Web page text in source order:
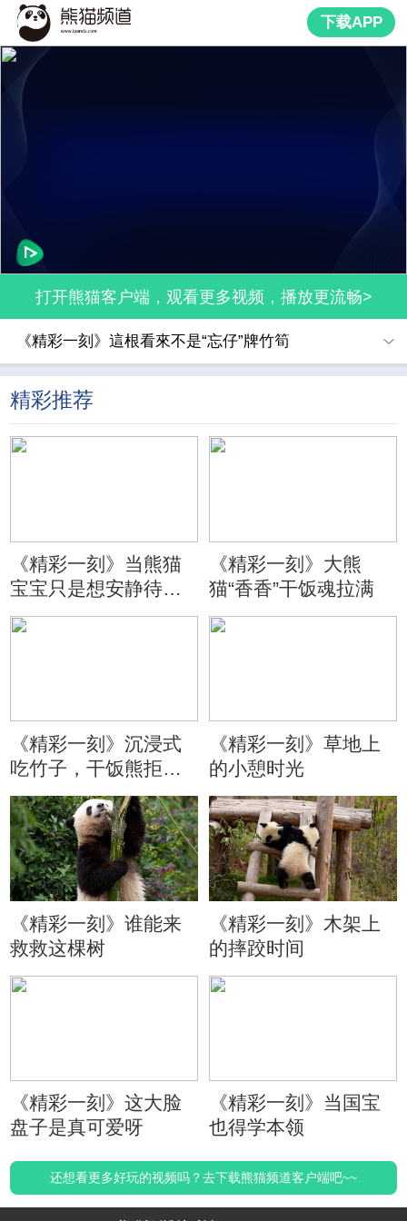
下载APP
打开熊猫客户端，观看更多视频，播放更流畅>
《精彩一刻》這根看來不是“忘仔”牌竹筍
精彩推荐
《精彩一刻》当熊猫
宝宝只是想安静待会
儿
《精彩一刻》大熊
猫“香香”干饭魂拉满
《精彩一刻》沉浸式
吃竹子，干饭熊拒绝
分心
《精彩一刻》草地上
的小憩时光
《精彩一刻》谁能来
救救这棵树
《精彩一刻》木架上
的摔跤时间
《精彩一刻》这大脸
盘子是真可爱呀
《精彩一刻》当国宝
也得学本领
还想看更多好玩的视频吗？去下载熊猫频道客户端吧~~